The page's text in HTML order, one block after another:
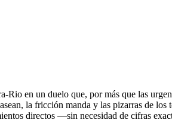
en un duelo que, por más que las
la fricción manda y las pizarras de
directos —sin necesidad de cifras